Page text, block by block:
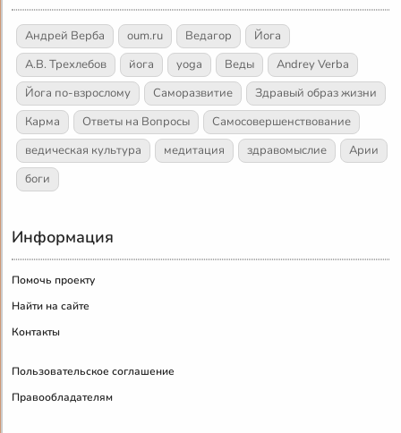
Андрей Верба oum.ru Ведагор
Йога
А.В. Трехлебов
йога yoga Веды
Andrey Verba
Йога по-взрослому
Саморазвитие
Здравый образ жизни
Карма
Ответы на Вопросы
Самосовершенствование
ведическая культура
медитация здравомыслие
Арии
боги
Информация
Помочь проекту
Найти на сайте
Контакты
Пользовательское соглашение
Правообладателям